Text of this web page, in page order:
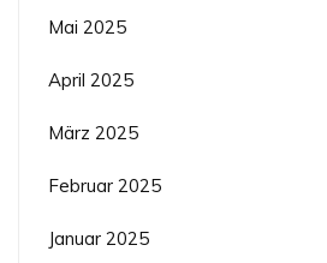
Mai 2025
April 2025
März 2025
Februar 2025
Januar 2025